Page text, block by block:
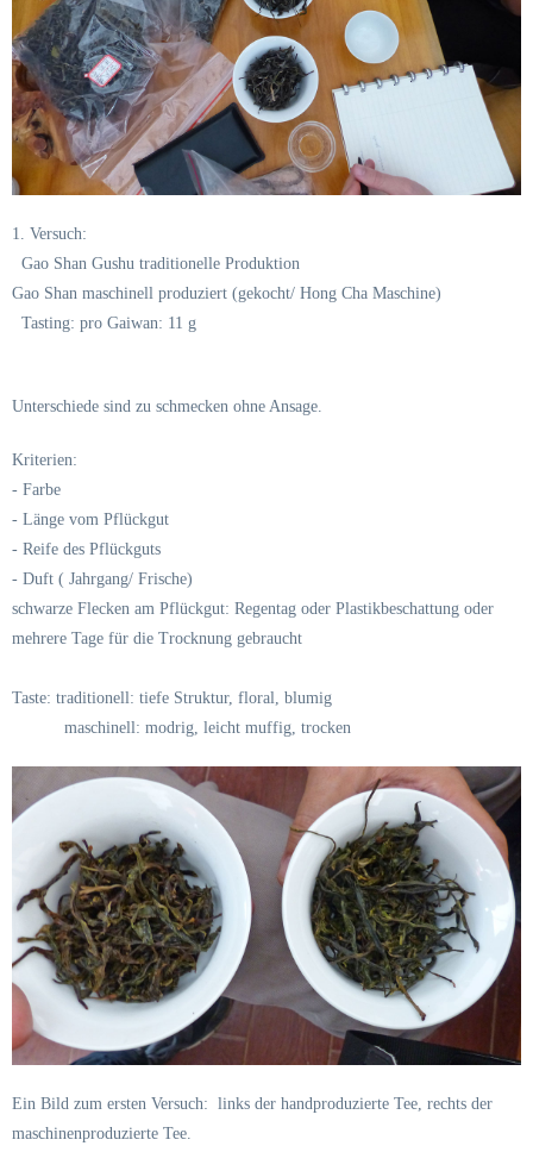
1. Versuch:
Gao Shan Gushu traditionelle Produktion
Gao Shan maschinell produziert (gekocht/ Hong Cha Maschine)
Tasting: pro Gaiwan: 11 g
Unterschiede sind zu schmecken ohne Ansage.
Kriterien:
- Farbe
- Länge vom Pflückgut
- Reife des Pflückguts
- Duft ( Jahrgang/ Frische)
schwarze Flecken am Pflückgut: Regentag oder Plastikbeschattung oder
mehrere Tage für die Trocknung gebraucht
Taste: traditionell: tiefe Struktur, floral, blumig
maschinell: modrig, leicht muffig, trocken
Ein Bild zum ersten Versuch: links der handproduzierte Tee, rechts der
maschinenproduzierte Tee.